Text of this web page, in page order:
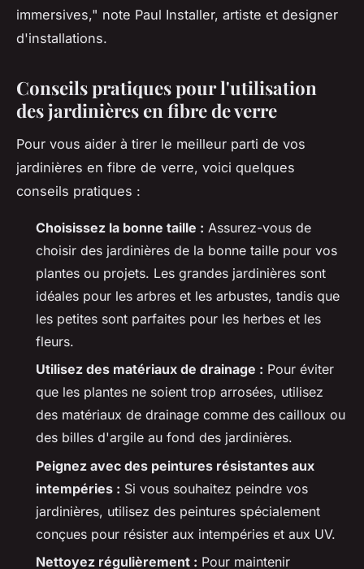
immersives," note Paul Installer, artiste et designer
d'installations.
Conseils pratiques pour l'utilisation
des jardinières en fibre de verre
Pour vous aider à tirer le meilleur parti de vos
jardinières en fibre de verre, voici quelques
conseils pratiques :
Choisissez la bonne taille : Assurez-vous de
choisir des jardinières de la bonne taille pour vos
plantes ou projets. Les grandes jardinières sont
idéales pour les arbres et les arbustes, tandis que
les petites sont parfaites pour les herbes et les
fleurs.
Utilisez des matériaux de drainage : Pour éviter
que les plantes ne soient trop arrosées, utilisez
des matériaux de drainage comme des cailloux ou
des billes d'argile au fond des jardinières.
Peignez avec des peintures résistantes aux
intempéries : Si vous souhaitez peindre vos
jardinières, utilisez des peintures spécialement
conçues pour résister aux intempéries et aux UV.
Nettoyez régulièrement : Pour maintenir